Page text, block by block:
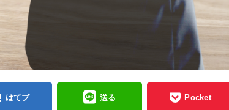
はてブ 送る Pocket